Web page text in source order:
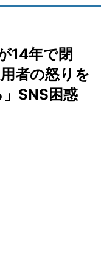
14年で閉
者の怒りを
SNS困惑